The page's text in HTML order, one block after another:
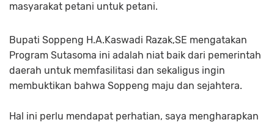
masyarakat petani untuk petani.
Bupati Soppeng H.A.Kaswadi Razak,SE mengatakan
Program Sutasoma ini adalah niat baik dari pemerintah
daerah untuk memfasilitasi dan sekaligus ingin
membuktikan bahwa Soppeng maju dan sejahtera.
Hal ini perlu mendapat perhatian, saya mengharapkan